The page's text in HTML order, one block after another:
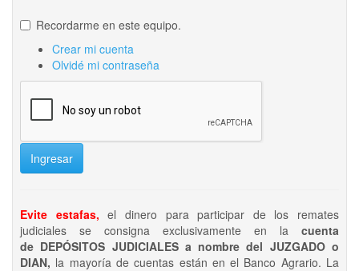
Recordarme en este equipo.
Crear mi cuenta
Olvidé mi contraseña
Ingresar
Evite estafas, el dinero para participar de los remates
judiciales se consigna exclusivamente en la cuenta
de DEPÓSITOS JUDICIALES a nombre del JUZGADO o
DIAN, la mayoría de cuentas están en el Banco Agrario. La